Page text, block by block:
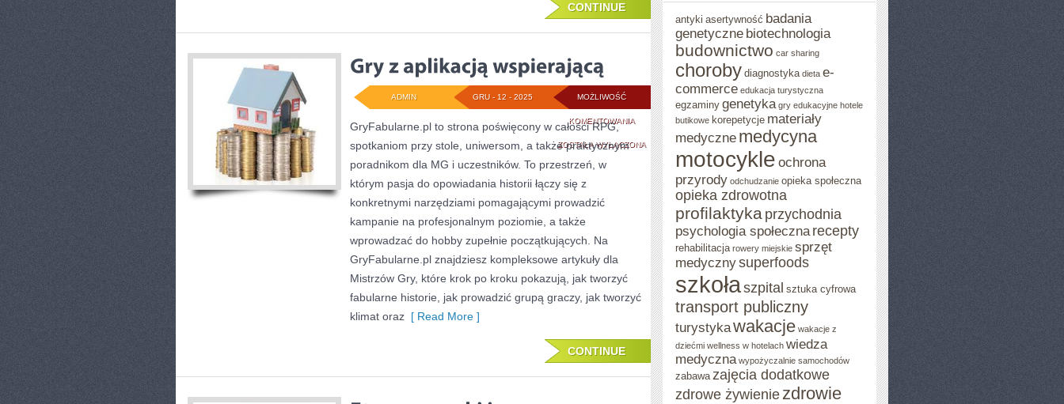
CONTINUE
MOŻLIWOŚĆ
KOMENTOWANIAGRY
Z
APLIKACJĄ
WSPIERAJĄCĄ
ZOSTAŁA WYŁĄCZONA
GRU - 12 - 2025
ADMIN
GryFabularne.pl to strona poświęcony w całości RPG,
spotkaniom przy stole, uniwersom, a także praktycznym
poradnikom dla MG i uczestników. To przestrzeń, w
którym pasja do opowiadania historii łączy się z
konkretnymi narzędziami pomagającymi prowadzić
kampanie na profesjonalnym poziomie, a także
wprowadzać do hobby zupełnie początkujących. Na
GryFabularne.pl znajdziesz kompleksowe artykuły dla
Mistrzów Gry, które krok po kroku pokazują, jak tworzyć
fabularne historie, jak prowadzić grupą graczy, jak tworzyć
klimat oraz [ Read More ]
CONTINUE
antyki asertywność badania
genetyczne biotechnologia
budownictwo car sharing
choroby diagnostyka dieta e-
commerce edukacja turystyczna
egzaminy genetyka gry edukacyjne hotele
butikowe korepetycje materiały
medyczne medycyna
motocykle ochrona
przyrody odchudzanie opieka społeczna
opieka zdrowotna
profilaktyka przychodnia
psychologia społeczna recepty
rehabilitacja rowery miejskie sprzęt
medycznysuperfoods
szkołaszpital sztuka cyfrowa
transport publiczny
turystykawakacje wakacje z
dziećmi wellness w hotelach wiedza
medyczna wypożyczalnie samochodów
zabawa zajęcia dodatkowe
zdrowe żywienie zdrowie